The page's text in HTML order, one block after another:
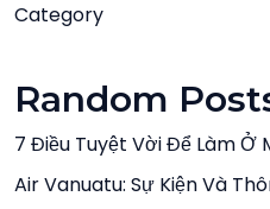
Category
Random
7 Điều Tuyệt Vời Để Làm Ở
Air Vanuatu: Sự Kiện Và